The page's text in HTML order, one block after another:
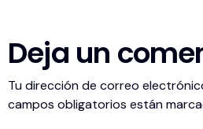
Deja un
Tu dirección de correo
campos obligatorios están